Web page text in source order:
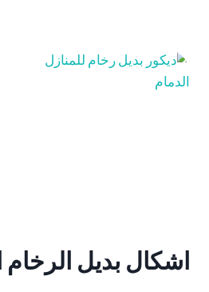
اشكال بديل الرخام